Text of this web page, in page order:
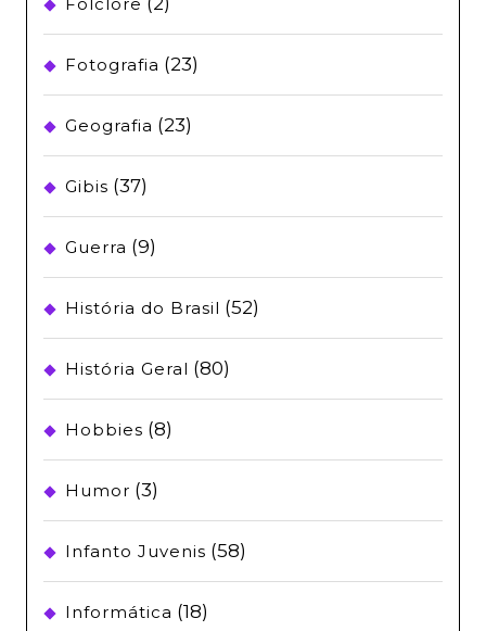
Fotografia (23)
Geografia (23)
Gibis (37)
Guerra (9)
História do Brasil (52)
História Geral (80)
Hobbies (8)
Humor (3)
Infanto Juvenis (58)
Informática (18)